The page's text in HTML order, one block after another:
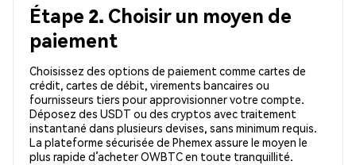
Étape 2. Choisir un moyen de
paiement
Choisissez des options de paiement comme cartes de
crédit, cartes de débit, virements bancaires ou
fournisseurs tiers pour approvisionner votre compte.
Déposez des USDT ou des cryptos avec traitement
instantané dans plusieurs devises, sans minimum requis.
La plateforme sécurisée de Phemex assure le moyen le
plus rapide d’acheter OWBTC en toute tranquillité.